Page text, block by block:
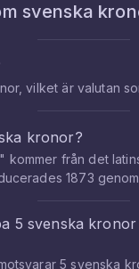
svenska
vilket är valutan
kronor?
kommer från det
1873
5 svenska kronor
5svenska